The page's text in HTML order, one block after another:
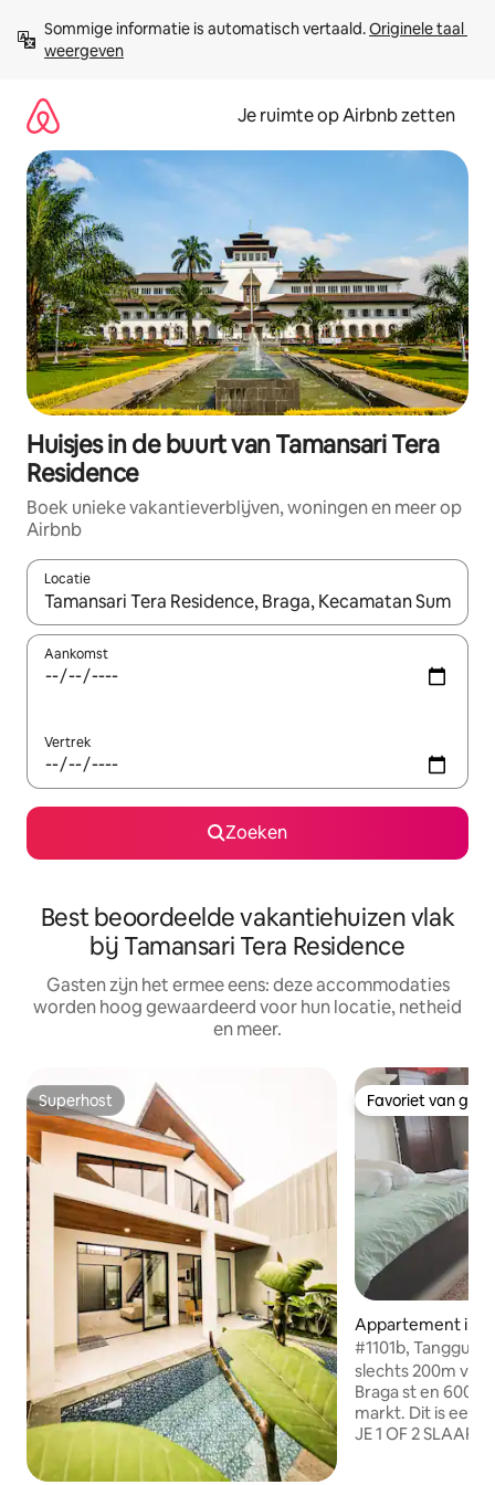
direct
naar
Sommige informatie is automatisch vertaald. Originele taal
weergeven
Je ruimte op Airbnb zetten
Huisjes in de buurt van Tamansari Tera
Residence
Boek unieke vakantieverblijven, woningen en meer op
Airbnb
Locatie
Wanneer er suggesties beschikbaar zijn, maak je een keuze
Aankomst
Vertrek
Zoeken
Best beoordeelde vakantiehuizen vlak
bij Tamansari Tera Residence
Gasten zijn het ermee eens: deze accommodaties
worden hoog gewaardeerd voor hun locatie, netheid
en meer.
Superhost
Superhost Favoriet van
Favoriet van
Appartement in
dung
#1101b,
Tera Residence
slechts 200m
Braga st en 600m
markt. Dit is een
JE 1 OF 2